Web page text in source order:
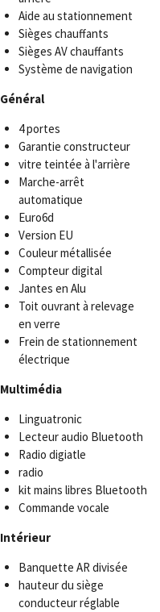
Aide au stationnement
Sièges chauffants
Sièges AV chauffants
Système de navigation
Général
4 portes
Garantie constructeur
vitre teintée à l'arrière
Marche-arrêt
automatique
Euro6d
Version EU
Couleur métallisée
Compteur digital
Jantes en Alu
Toit ouvrant à relevage
en verre
Frein de stationnement
électrique
Multimédia
Linguatronic
Lecteur audio Bluetooth
Radio digiatle
radio
kit mains libres Bluetooth
Commande vocale
Intérieur
Banquette AR divisée
hauteur du siège
conducteur réglable